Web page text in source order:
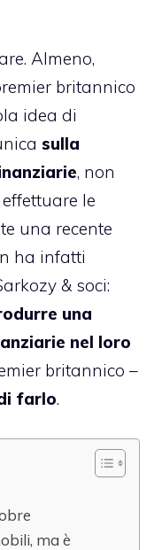
Almeno,
britannico
idea di
sulla
, non
le
una recente
ha infatti
& soci:
una
nel loro
britannico –
farlo.
ma è